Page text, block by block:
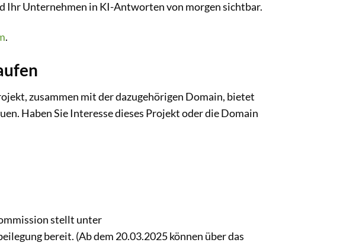
Ihr Unternehmen in KI-Antworten von morgen sichtbar.
.
zusammen mit der dazugehörigen Domain, bietet
Haben Sie Interesse dieses Projekt oder die Domain
stellt unter
bereit. (Ab dem 20.03.2025 können über das